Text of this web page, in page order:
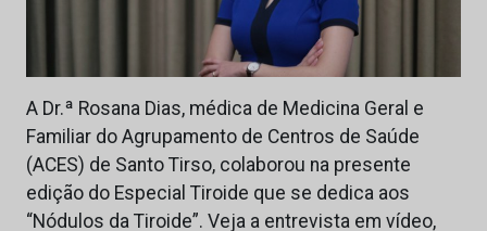
A Dr.ª Rosana Dias, médica de Medicina Geral e
Familiar do Agrupamento de Centros de Saúde
(ACES) de Santo Tirso, colaborou na presente
edição do Especial Tiroide que se dedica aos
“Nódulos da Tiroide”. Veja a entrevista em vídeo,